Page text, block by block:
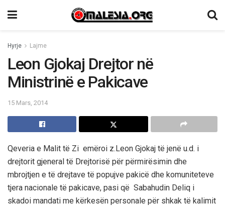
Hyrje Lajme
Leon Gjokaj Drejtor në
Ministrinë e Pakicave
15 Mars, 2014
Qeveria e Malit të Zi emëroi z.Leon Gjokaj të jenë u.d. i
drejtorit gjeneral të Drejtorisë për përmirësimin dhe
mbrojtjen e të drejtave të popujve pakicë dhe komuniteteve
tjera nacionale të pakicave, pasi që Sabahudin Deliq i
skadoi mandati me kërkesën personale për shkak të kalimit